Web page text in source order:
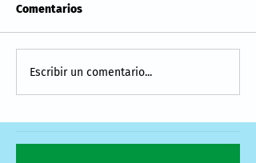
Comentarios
Escribir un comentario...